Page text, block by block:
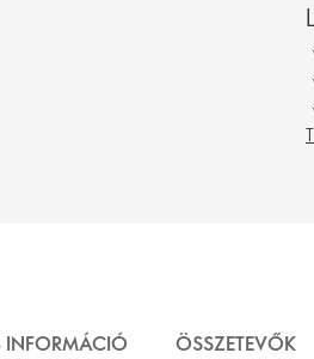
INFORMÁCIÓ ÖSSZETEVŐK